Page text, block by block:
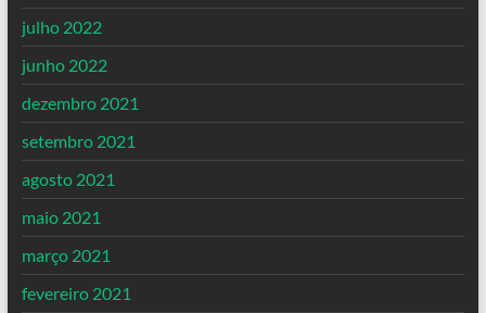
julho 2022
junho 2022
dezembro 2021
setembro 2021
agosto 2021
maio 2021
março 2021
fevereiro 2021